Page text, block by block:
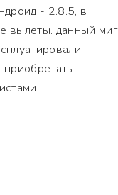
- 2.8.5, в
вылеты. данный миг